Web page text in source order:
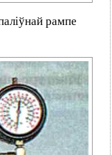
рампе